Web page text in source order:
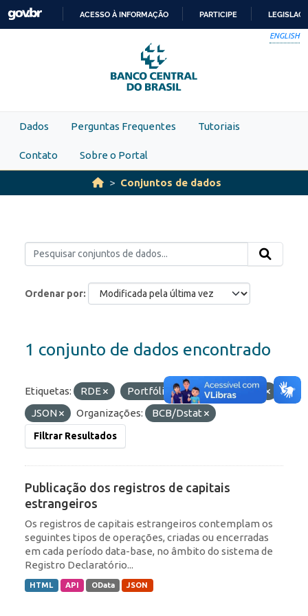
Skip to main content
PARA
O
CONTEÚDO
ACESSO À INFORMAÇÃO PARTICIPE
ENGLISH
Dados Perguntas Frequentes Tutoriais
Contato Sobre o Portal
Conjuntos de dados
Ordenar por
1 conjunto de dados encontrado
Etiquetas: RDE Portfólio Formatos:
API
JSON
Organizações: BCB/Dstat
Filtrar Resultados
Publicação dos registros de capitais
estrangeiros
Os registros de capitais estrangeiros contemplam os
seguintes tipos de operações, criadas ou encerradas
em cada período data-base, no âmbito do sistema de
Registro Declaratório...
HTML API OData JSON